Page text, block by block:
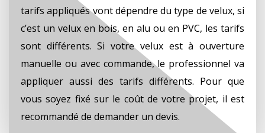
tarifs appliqués vont dépendre du type de velux, si
c’est un velux en bois, en alu ou en PVC, les tarifs
sont différents. Si votre velux est à ouverture
manuelle ou avec commande, le professionnel va
appliquer aussi des tarifs différents. Pour que
vous soyez fixé sur le coût de votre projet, il est
recommandé de demander un devis.